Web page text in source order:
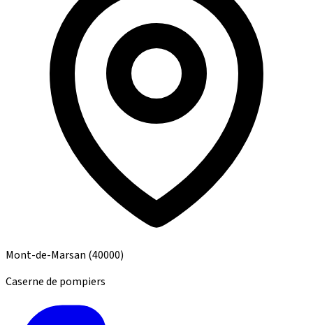
Mont-de-Marsan (40000)
Caserne de pompiers